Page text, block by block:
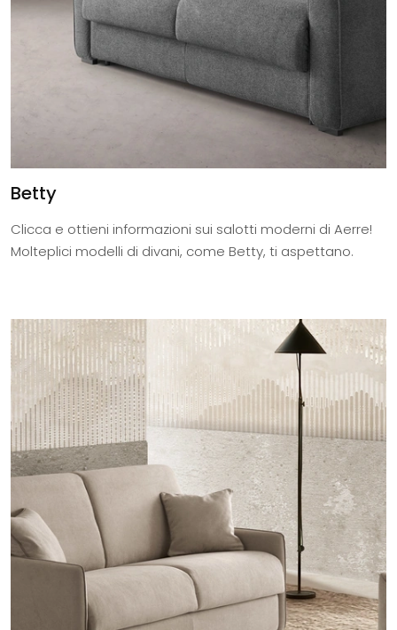
Betty
Clicca e ottieni informazioni sui salotti moderni di Aerre!
Molteplici modelli di divani, come Betty, ti aspettano.